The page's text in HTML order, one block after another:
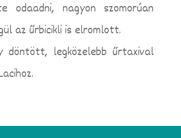
odaadni, nagyon szomorúan
az űrbicikli is elromlott.
döntött, legközelebb űrtaxival